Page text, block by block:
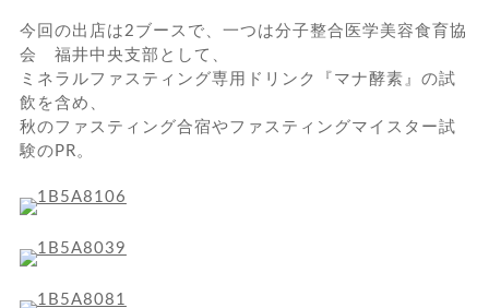
今回の出店は2ブースで、一つは分子整合医学美容食育協
会 福井中央支部として、
ミネラルファスティング専用ドリンク『マナ酵素』の試
飲を含め、
秋のファスティング合宿やファスティングマイスター試
験のPR。